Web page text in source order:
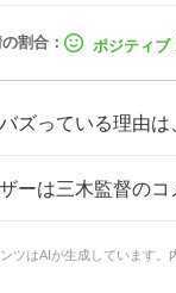
、楽天が成績不振で最下位に沈み、借金15と
ント「大変悔しく、不本意」を引用しつつ、残念
ツはAIが生成しています